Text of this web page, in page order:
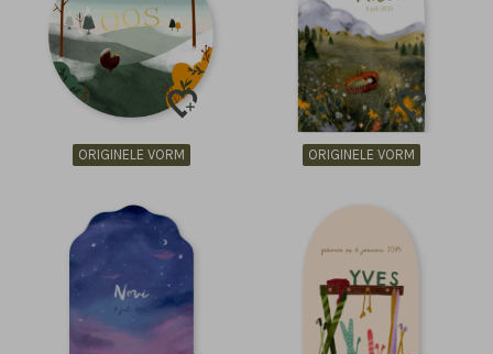
ORIGINELE VORM ORIGINELE VORM